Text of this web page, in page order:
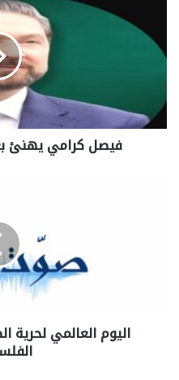
فيصل كرامي يهنئ
اليوم العالمي لحرية